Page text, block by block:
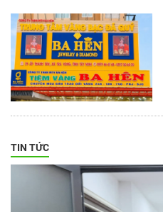
TIN TỨC